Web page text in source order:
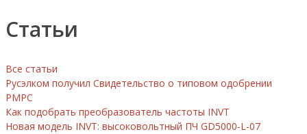
Статьи
Все статьи
Русэлком получил Свидетельство о типовом одобрении
РМРС
Как подобрать преобразователь частоты INVT
Новая модель INVT: высоковольтный ПЧ GD5000-L-07